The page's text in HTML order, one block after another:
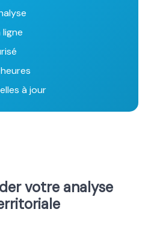
à jour
votre analyse